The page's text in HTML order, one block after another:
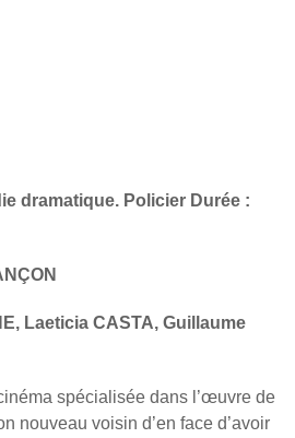
dramatique. Policier Durée :
Laeticia CASTA, Guillaume
spécialisée dans l’œuvre de
nouveau voisin d’en face d’avoir